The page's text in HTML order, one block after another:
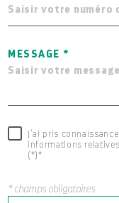
MESSAGE *
J'ai pris
informations
(*)*
* champs obligatoires